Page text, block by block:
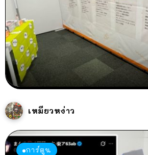
เหมียวหง่าว
การ์ตูน